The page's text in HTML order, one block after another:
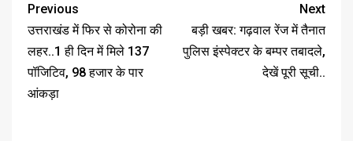
Previous
उत्तराखंड में फिर से कोरोना की
लहर..1 ही दिन में मिले 137
पॉजिटिव, 98 हजार के पार
आंकड़ा
Next
बड़ी खबर: गढ़वाल रेंज में तैनात
पुलिस इंस्पेक्टर के बम्पर तबादले,
देखें पूरी सूची..